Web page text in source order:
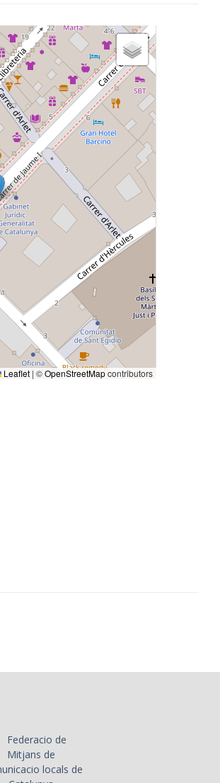
Leaflet|©OpenStreetMapcontributors